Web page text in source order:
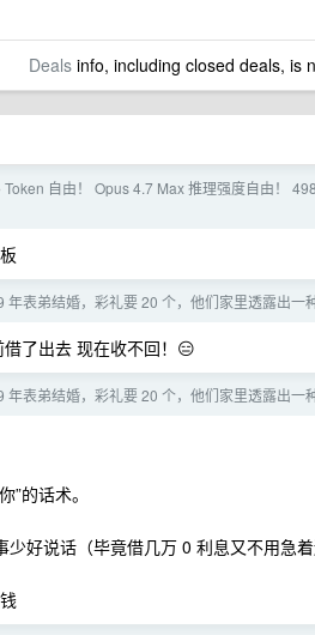
Dealsinfo, including closed deals, is
Token 自由！ Opus 4.7 Max 推理强度自由！
年表弟结婚，彩礼要 20 个，他们家里透露出
了出去 现在收不回！😑
年表弟结婚，彩礼要 20 个，他们家里透露出
”的话术。
好说话（毕竟借几万 0 利息又不用急着